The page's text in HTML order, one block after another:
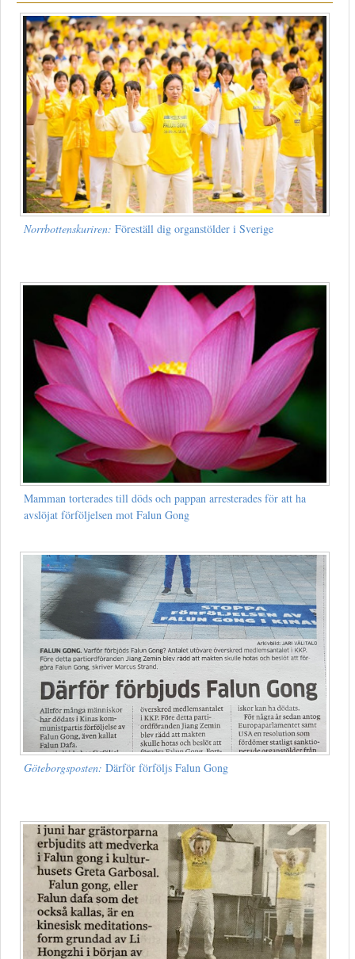
Norrbottenskuriren: Föreställ dig organstölder i Sverige
Mamman torterades till döds och pappan arresterades för att ha
avslöjat förföljelsen mot Falun Gong
Göteborgsposten: Därför förföljs Falun Gong